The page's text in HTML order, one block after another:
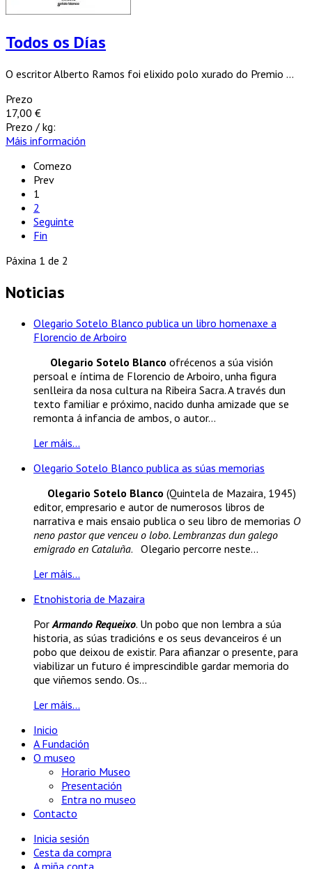
Todos os Días
O escritor Alberto Ramos foi elixido polo xurado do Premio ...
Prezo
17,00 €
Prezo / kg:
Máis información
Comezo
Prev
1
2
Seguinte
Fin
Páxina 1 de 2
Noticias
Olegario Sotelo Blanco publica un libro homenaxe a
Florencio de Arboiro
Olegario Sotelo Blanco ofrécenos a súa visión
persoal e íntima de Florencio de Arboiro, unha figura
senlleira da nosa cultura na Ribeira Sacra. A través dun
texto familiar e próximo, nacido dunha amizade que se
remonta á infancia de ambos, o autor...
Ler máis...
Olegario Sotelo Blanco publica as súas memorias
Olegario Sotelo Blanco (Quintela de Mazaira, 1945)
editor, empresario e autor de numerosos libros de
narrativa e mais ensaio publica o seu libro de memorias O
neno pastor que venceu o lobo. Lembranzas dun galego
emigrado en Cataluña. Olegario percorre neste...
Ler máis...
Etnohistoria de Mazaira
PorArmando Requeixo. Un pobo que non lembra a súa
historia, as súas tradicións e os seus devanceiros é un
pobo que deixou de existir. Para afianzar o presente, para
viabilizar un futuro é imprescindible gardar memoria do
que viñemos sendo. Os...
Ler máis...
Inicio
A Fundación
O museo
Horario Museo
Presentación
Entra no museo
Contacto
Inicia sesión
Cesta da compra